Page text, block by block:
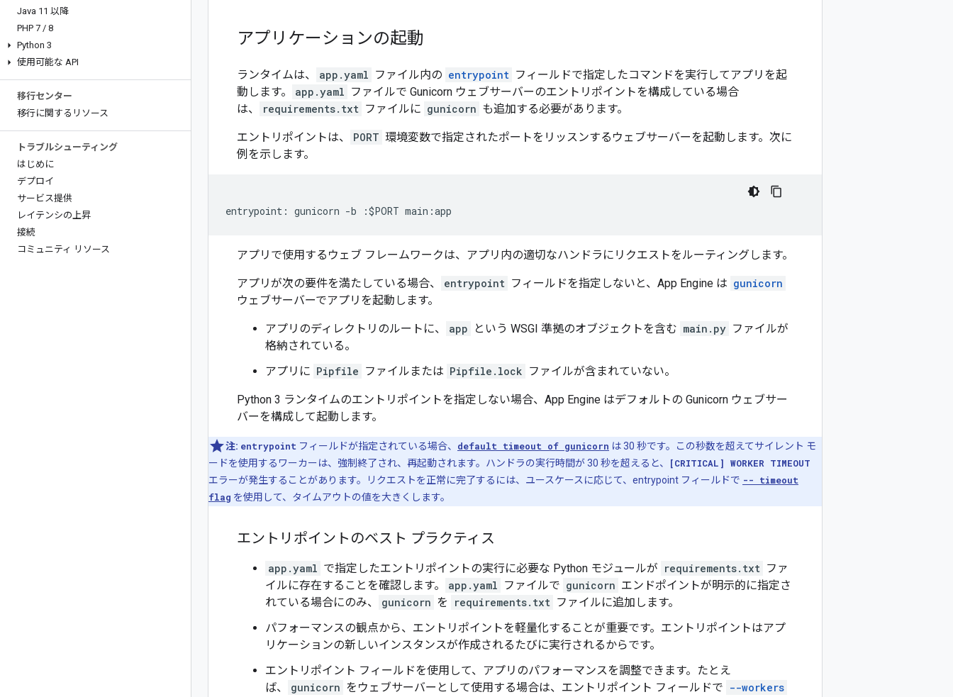
Java 11 以降
PHP 7 / 8
Python 3
使用可能な API
移行センター
移行に関するリソース
トラブルシューティング
はじめに
デプロイ
サービス提供
レイテンシの上昇
接続
コミュニティ リソース
アプリケーションの起動
ランタイムは、 app.yaml ファイル内の entrypoint フィールドで指定したコマンドを実行してアプリを起
動します。
app.yaml ファイルで Gunicorn ウェブサーバーのエントリポイントを構成している場合
は、
requirements.txt ファイルに gunicorn も追加する必要があります。
エントリポイントは、 PORT 環境変数で指定されたポートをリッスンするウェブサーバーを起動します。次に
例を示します。
entrypoint : gunicorn -b :$PORT main :app
アプリで使用するウェブ フレームワークは、アプリ内の適切なハンドラにリクエストをルーティングします。
アプリが次の要件を満たしている場合、 entrypoint フィールドを指定しないと、App Engine は gunicorn
ウェブサーバーでアプリを起動します。
アプリのディレクトリのルートに、 app という WSGI 準拠のオブジェクトを含む main.py ファイルが
格納されている。
アプリに Pipfile ファイルまたは Pipfile.lock ファイルが含まれていない。
Python 3 ランタイムのエントリポイントを指定しない場合、App Engine はデフォルトの Gunicorn ウェブサー
バーを構成して起動します。
注: entrypoint フィールドが指定されている場合、 default timeout of gunicorn は 30 秒です。この秒数を超えてサイレント モ
ードを使用するワーカーは、強制終了され、再起動されます。ハンドラの実行時間が 30 秒を超えると、
[CRITICAL] WORKER TIMEOUT
エラーが発生することがあります。リクエストを正常に完了するには、ユースケースに応じて、entrypoint フィールドで -- timeout
flag を使用して、タイムアウトの値を大きくします。
エントリポイントのベスト プラクティス
app.yaml で指定したエントリポイントの実行に必要な Python モジュールが requirements.txt ファ
イルに存在することを確認します。
app.yaml ファイルで gunicorn エンドポイントが明示的に指定さ
れている場合にのみ、
gunicorn を requirements.txt ファイルに追加します。
パフォーマンスの観点から、エントリポイントを軽量化することが重要です。エントリポイントはアプ
リケーションの新しいインスタンスが作成されるたびに実行されるからです。
エントリポイント フィールドを使用して、アプリのパフォーマンスを調整できます。たとえ
ば、
gunicorn をウェブサーバーとして使用する場合は、エントリポイント フィールドで --workers